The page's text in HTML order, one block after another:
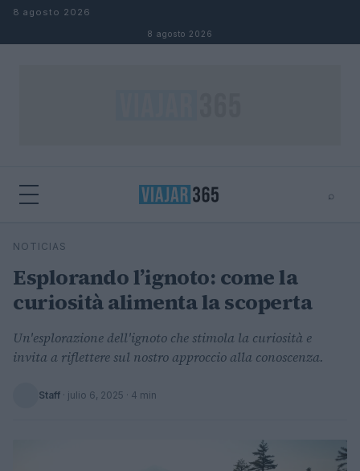
Saltar al contenido
8 agosto 2026
8 agosto 2026
⌕
Buscar
NOTICIAS
Esplorando l’ignoto: come la
curiosità alimenta la scoperta
Un'esplorazione dell'ignoto che stimola la curiosità e
invita a riflettere sul nostro approccio alla conoscenza.
Staff · julio 6, 2025 · 4 min